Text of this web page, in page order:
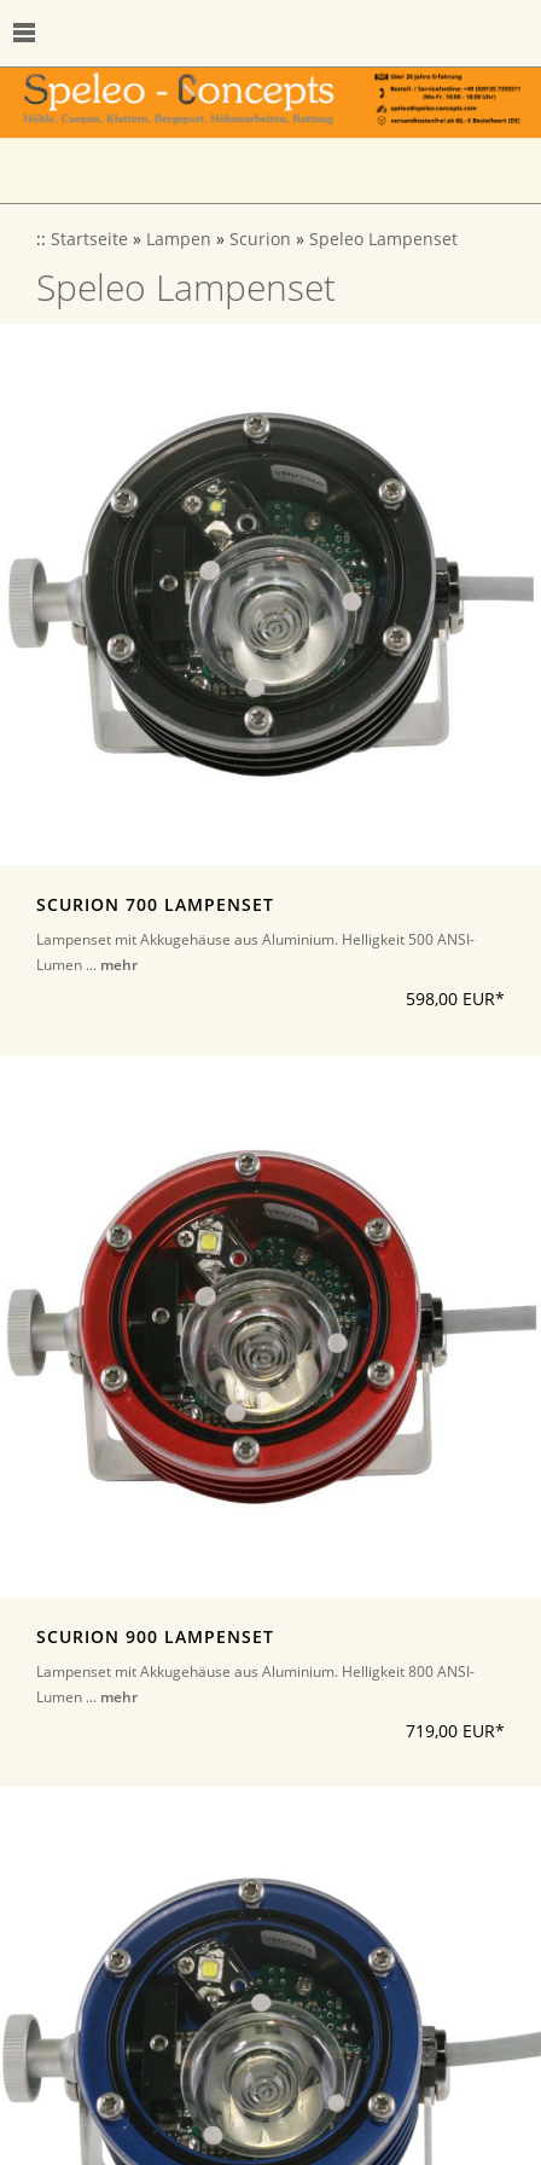
:: Startseite » Lampen » Scurion » Speleo Lampenset
Speleo Lampenset
SCURION 700 LAMPENSET
Lampenset mit Akkugehäuse aus Aluminium. Helligkeit 500 ANSI-
Lumen ... mehr
598,00 EUR*
SCURION 900 LAMPENSET
Lampenset mit Akkugehäuse aus Aluminium. Helligkeit 800 ANSI-
Lumen ... mehr
719,00 EUR*